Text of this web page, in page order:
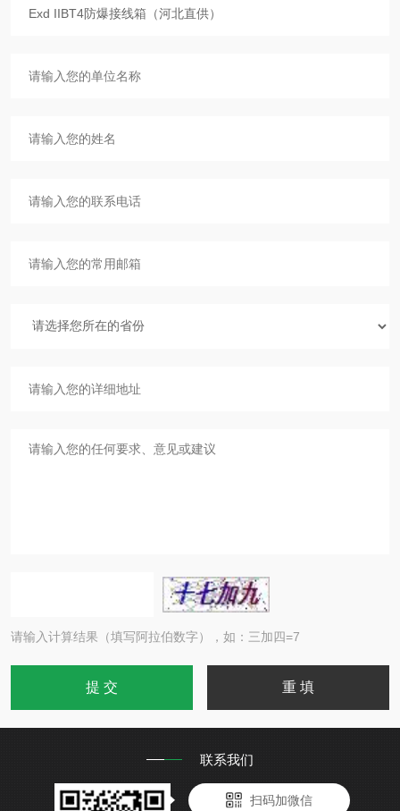
请输入计算结果（填写阿拉伯数字），如：三加四=7
联系我们
扫码加微信